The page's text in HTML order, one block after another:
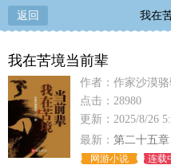
返回 我在
我在苦境当前辈
作者：作家沙漠
点击：28980
更新：2025/8/26
最新： 第二十五
网游小说 连载